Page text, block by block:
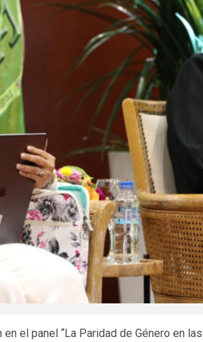
el panel “La Paridad de Género en las